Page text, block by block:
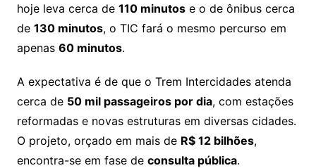
hoje leva cerca de 110 minutose o de ônibus cerca
de 130 minutos, o TIC fará o mesmo percurso em
apenas 60 minutos.
A expectativa é de que o Trem Intercidades atenda
cerca de 50 mil passageiros por dia, com estações
reformadas e novas estruturas em diversas cidades.
O projeto, orçado em mais de R$ 12 bilhões,
encontra-se em fase de consulta pública.